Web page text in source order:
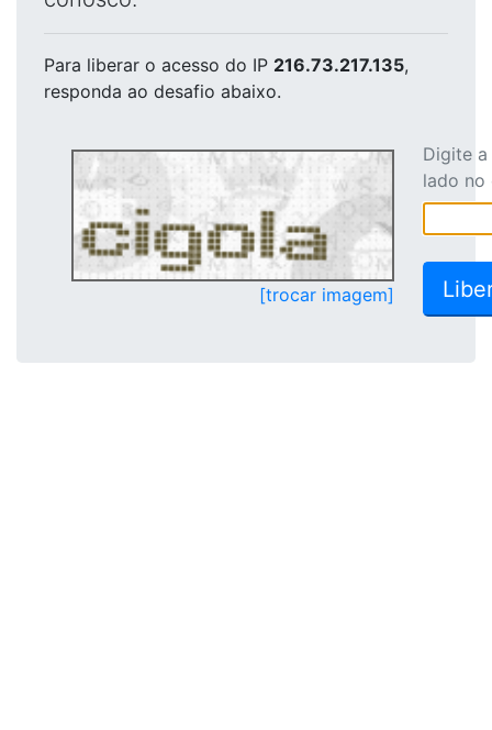
Para liberar o acesso do IP 216.73.217.135,
responda ao desafio abaixo.
[trocar imagem]
Digite
lado no